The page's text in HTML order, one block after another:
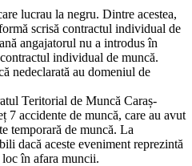
lucrau la negru. Dintre acestea,
scrisă contractul individual de
angajatorul nu a introdus în
individual de muncă.
nedeclarată au domeniul de
Teritorial de Muncă Caraș-
7 accidente de muncă, care au avut
temporară de muncă. La
dacă aceste eveniment reprezintă
loc în afara muncii.